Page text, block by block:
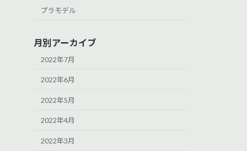
プラモデル
月別アーカイブ
2022年7月
2022年6月
2022年5月
2022年4月
2022年3月